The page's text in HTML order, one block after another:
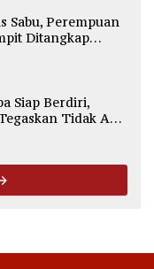
Sabu, Perempuan
Ditangkap
Siap Berdiri,
Tidak Ada